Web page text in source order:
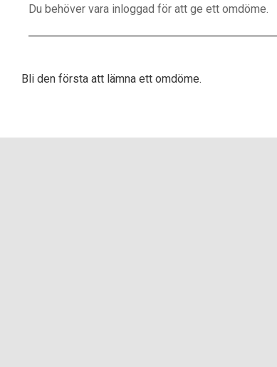
Bli den första att lämna ett omdöme.